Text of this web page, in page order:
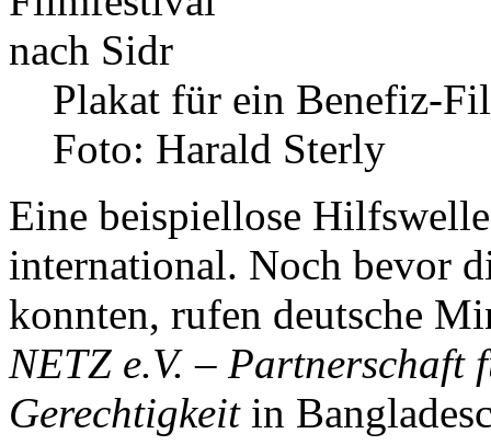
Plakat für ein Benefiz-
Foto: Harald Sterly
Eine beispiellose
international. Noch bevor
konnten, rufen deutsche
NETZ e.V.– Partnerschaft
Gerechtigkeitin